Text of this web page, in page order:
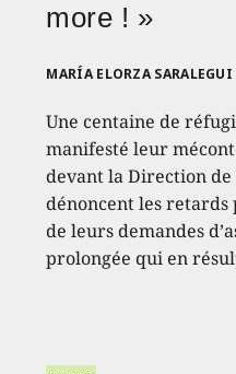
more ! »
MARÍA ELORZA SARALEGUI
Une centaine de
manifesté leur
devant la Direction
dénoncent les
de leurs demandes
prolongée qui en